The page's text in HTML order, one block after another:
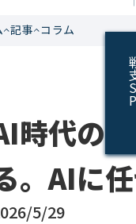
記事 コラム
時代の
。AIに
5/29